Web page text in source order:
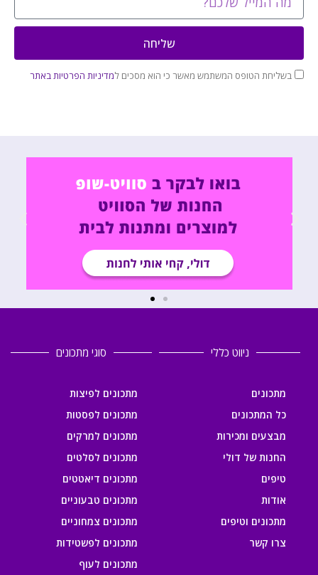
בשליחת הטופס המשתמש מאשר כי הוא מסכים למדיניות הפרטיות באתר
שליחה
ניווט כללי
מתכונים
כל המתכונים
מבצעים ומכירות
החנות של דולי
טיפים
אודות
מתכונים וטיפים
צרו קשר
סוגי מתכונים
מתכונים לפיצות
מתכונים לפסטות
מתכונים למרקים
מתכונים לסלטים
מתכונים דיאטטים
מתכונים טבעוניים
מתכונים צמחוניים
מתכונים לפשטידות
מתכונים לעוף